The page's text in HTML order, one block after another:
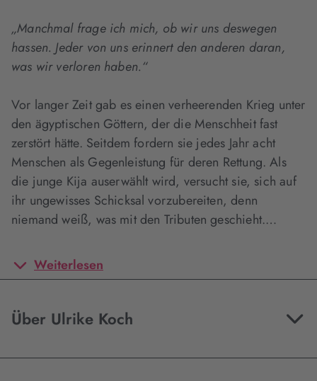
„Manchmal frage ich mich, ob wir uns deswegen
hassen. Jeder von uns erinnert den anderen daran,
was wir verloren haben.“
Vor langer Zeit gab es einen verheerenden Krieg unter
den ägyptischen Göttern, der die Menschheit fast
zerstört hätte. Seitdem fordern sie jedes Jahr acht
Menschen als Gegenleistung für deren Rettung. Als
die junge Kija auserwählt wird, versucht sie, sich auf
ihr ungewisses Schicksal vorzubereiten, denn
niemand weiß, was mit den Tributen geschieht.…
Weiterlesen
Über Ulrike Koch